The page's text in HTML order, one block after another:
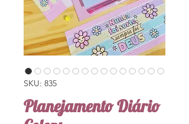
SKU: 835
Planejamento Diário